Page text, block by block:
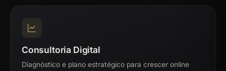
Consultoria Digital
Diagnóstico e plano estratégico para crescer online